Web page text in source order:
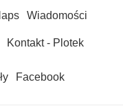
Wiadomości
Kontakt - Plotek
Facebook